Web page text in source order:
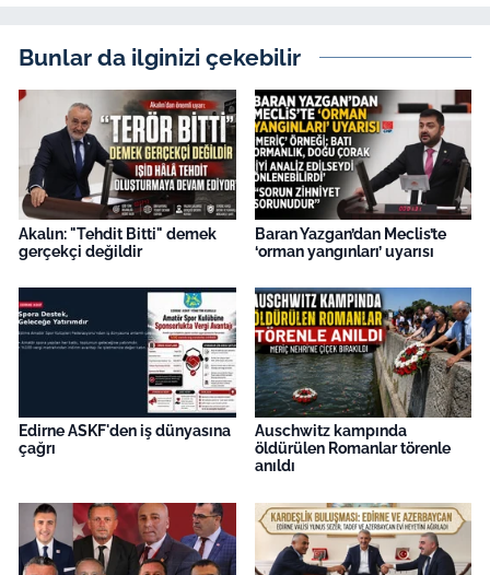
Bunlar da ilginizi çekebilir
Akalın: "Tehdit Bitti" demek
gerçekçi değildir
Baran Yazgan’dan Meclis’te
‘orman yangınları’ uyarısı
Edirne ASKF'den iş dünyasına
çağrı
Auschwitz kampında
öldürülen Romanlar törenle
anıldı